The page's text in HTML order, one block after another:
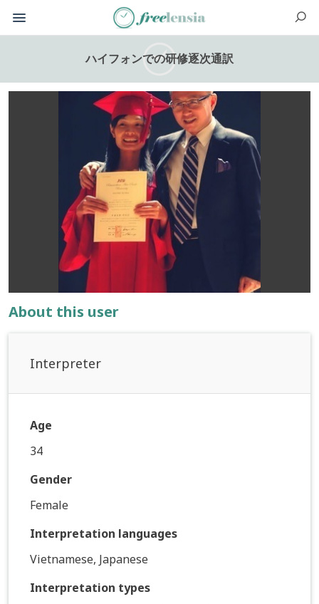
ハイフォンでの研修逐次通訳
About this user
Interpreter
Age
34
Gender
Female
Interpretation languages
Vietnamese, Japanese
Interpretation types